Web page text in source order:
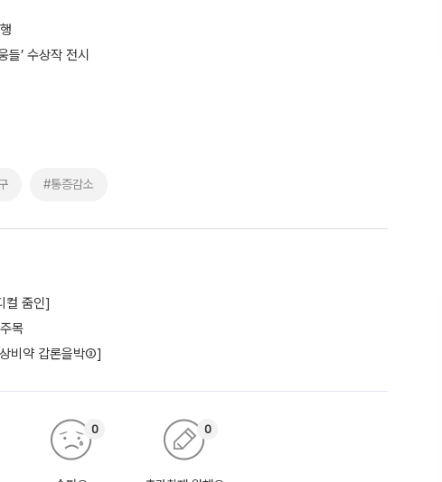
’ 수상작 전시
#통증감소
컬 줌인]
목
비약 갑론을박③]
0 0